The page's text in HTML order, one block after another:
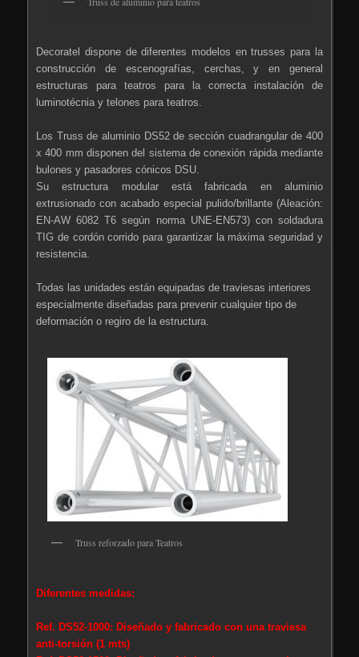
Decoratel dispone de diferentes modelos en trusses para la
construcción de escenografías, cerchas, y en general
estructuras para teatros para la correcta instalación de
luminotécnia y telones para teatros.
Los Truss de aluminio DS52 de sección cuadrangular de 400
x 400 mm disponen del sistema de conexión rápida mediante
bulones y pasadores cónicos DSU.
Su estructura modular está fabricada en aluminio
extrusionado con acabado especial pulido/brillante (Aleación:
EN-AW 6082 T6 según norma UNE-EN573) con soldadura
TIG de cordón corrido para garantizar la máxima seguridad y
resistencia.
Todas las unidades están equipadas de traviesas interiores
especialmente diseñadas para prevenir cualquier tipo de
deformación o regiro de la estructura.
Truss reforzado para Teatros
Diferentes medidas:
Ref. DS52-1000: Diseñado y fabricado con una traviesa
anti-torsión (1 mts)